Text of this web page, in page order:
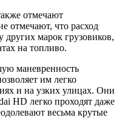
отмечают
отмечают, что расход
марок грузовиков,
на топливо.
маневренность
им легко
и на узких улицах. Они
HD легко проходят даже
весьма крутые